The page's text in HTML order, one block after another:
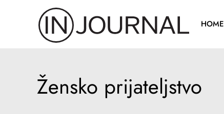
HOME
Žensko prijateljstvo